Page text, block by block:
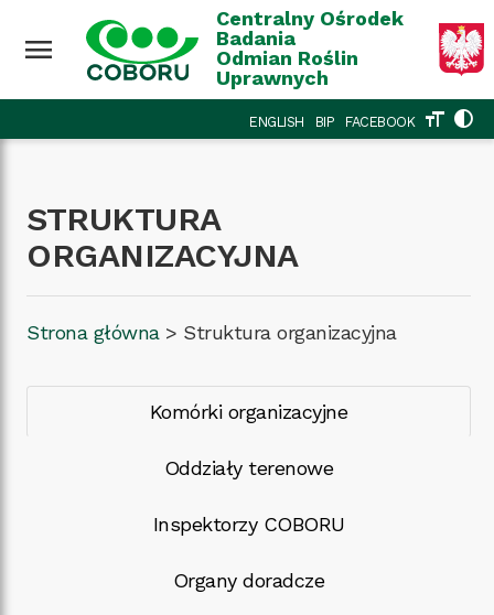
menu
Centralny Ośrodek
Badania
Odmian Roślin
Uprawnych
ENGLISH BIP FACEBOOK format_size contrast
STRUKTURA
ORGANIZACYJNA
Strona główna> Struktura organizacyjna
Komórki organizacyjne
Oddziały terenowe
Inspektorzy COBORU
Organy doradcze